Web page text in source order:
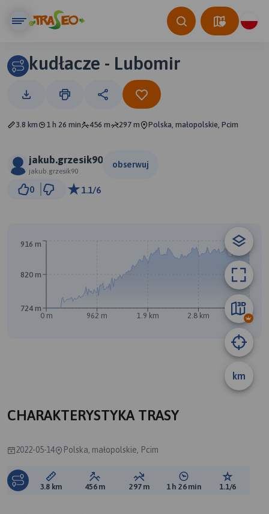
kudłacze - Lubomir
3.8 km 1 h 26 min 456 m 297 m Polska, małopolskie, Pcim
jakub.grzesik90
jakub.grzesik90
obserwuj
0 1.1/6
km
0 m 962 m 1.9 km 2.8 km 3.8 km
724 m
820 m
916 m
CHARAKTERYSTYKA TRASY
2022-05-14 Polska, małopolskie, Pcim
Długość trasy:
3.8 km Suma przewyższeń:
456 m Suma spadków:
297 m Średni czas potrzebny
1 h 26 min Ocena
1.1/6